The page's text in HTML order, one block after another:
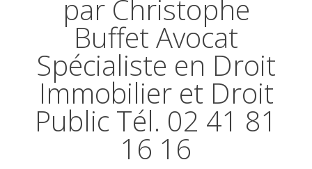
par Christophe
Buffet Avocat
Spécialiste en Droit
Immobilier et Droit
Public Tél. 02 41 81
16 16